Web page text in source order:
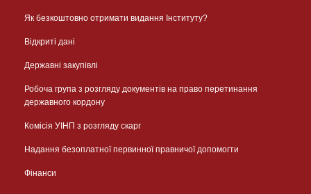
Як безкоштовно отримати видання Інституту?
Відкриті дані
Державні закупівлі
Робоча група з розгляду документів на право перетинання
державного кордону
Комісія УІНП з розгляду скарг
Надання безоплатної первинної правничої допомогти
Фінанси